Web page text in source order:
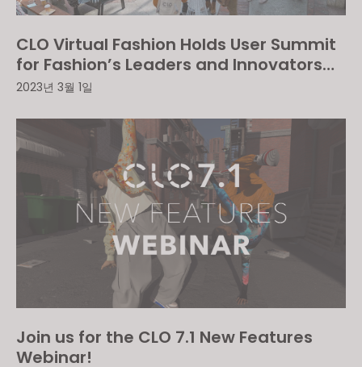
CLO Virtual Fashion Holds User Summit
for Fashion’s Leaders and Innovators
Across Americas
2023년 3월 1일
Join us for the CLO 7.1 New Features
Webinar!